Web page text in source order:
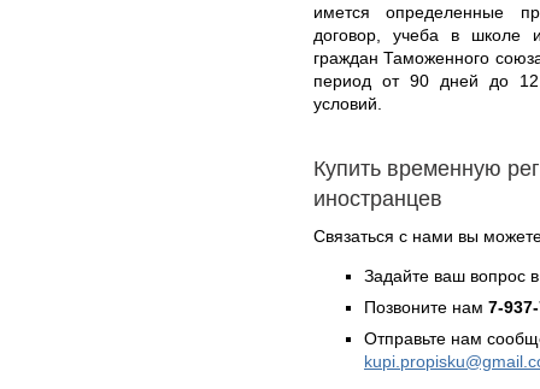
имется определенные
договор, учеба в школе
граждан Таможенного
период от 90 дней до 12
условий.
Купить временную
иностранцев
Связаться с нами вы
Задайте ваш вопрос
Позвоните нам 7-
Отправьте нам